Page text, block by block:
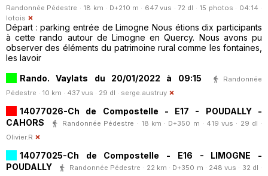
Randonnée Pédestre · 18 km · D+210 m · 647 vus · 72 dl · 15 photos · 04:14 ·
lotois
Départ : parking entrée de Limogne Nous étions dix participants
à cette rando autour de Limogne en Quercy. Nous avons pu
observer des éléments du patrimoine rural comme les fontaines,
les lavoir
Rando. Vaylats du 20/01/2022 à 09:15
Randonnée
Pédestre · 10 km · 437 vus · 29 dl · serge.austruy
14077026-Ch de Compostelle - E17 - POUDALLY -
CAHORS
Randonnée Pédestre · 18 km · D+350 m · 419 vus · 29 dl ·
Olivier.R
14077025-Ch de Compostelle - E16 - LIMOGNE -
POUDALLY
Randonnée Pédestre · 22 km · D+350 m · 248 vus · 32 dl ·